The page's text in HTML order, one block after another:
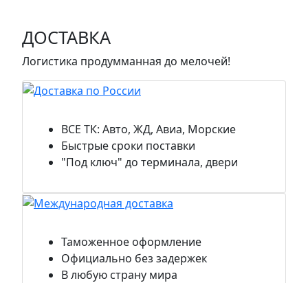
ДОСТАВКА
Логистика продумманная до мелочей!
Доставка по России
ВСЕ ТК: Авто, ЖД, Авиа, Морские
Быстрые сроки поставки
"Под ключ" до терминала, двери
Международная доставка
Таможенное оформление
Официально без задержек
В любую страну мира